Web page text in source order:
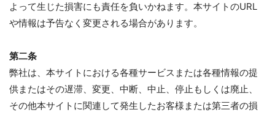
よって生じた損害にも責任を負いかねます。本サイトのURL
や情報は予告なく変更される場合があります。
第二条
弊社は、本サイトにおける各種サービスまたは各種情報の提
供またはその遅滞、変更、中断、中止、停止もしくは廃止、
その他本サイトに関連して発生したお客様または第三者の損